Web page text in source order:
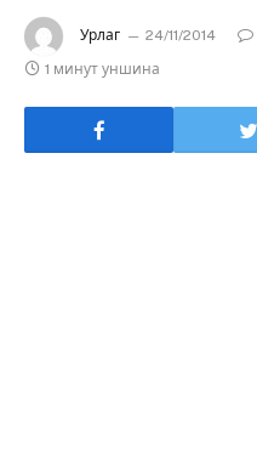
Урлаг 24/11/2014
1 минут уншина